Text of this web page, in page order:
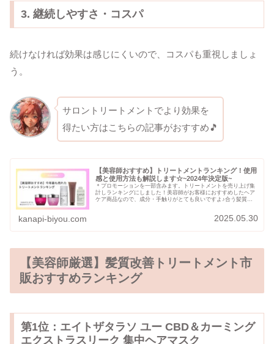
3. 継続しやすさ・コスパ
続けなければ効果は感じにくいので、コスパも重視しましょ
う。
サロントリートメントでより効果を
得たい方はこちらの記事がおすすめ🎵
【美容師おすすめ】トリートメントランキング！使用
感と使用方法も解説します☆~2024年決定版~
＊プロモーションを一部含みます。トリートメントを売り上げ集
計しランキングにしました！美容師がお客様におすすめしたヘア
ケア商品なので、成分・手触りがとても良いですよ♪合う髪質・
kanapi-biyou.com 2025.05.30
【美容師厳選】髪質改善トリートメント市
販おすすめランキング
第1位：エイトザタラソ ユー CBD＆カーミング
エクストラスリーク 集中ヘアマスク